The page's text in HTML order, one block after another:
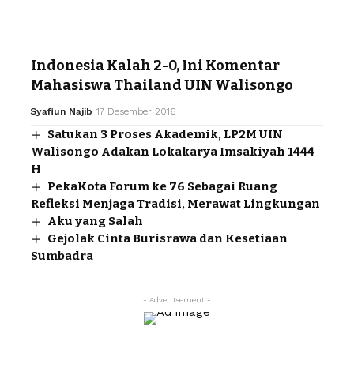
Indonesia Kalah 2-0, Ini Komentar
Mahasiswa Thailand UIN Walisongo
Syafiun Najib 17 Desember 2016
Satukan 3 Proses Akademik, LP2M UIN
Walisongo Adakan Lokakarya Imsakiyah 1444
H
PekaKota Forum ke 76 Sebagai Ruang
Refleksi Menjaga Tradisi, Merawat Lingkungan
Aku yang Salah
Gejolak Cinta Burisrawa dan Kesetiaan
Sumbadra
- Advertisement -